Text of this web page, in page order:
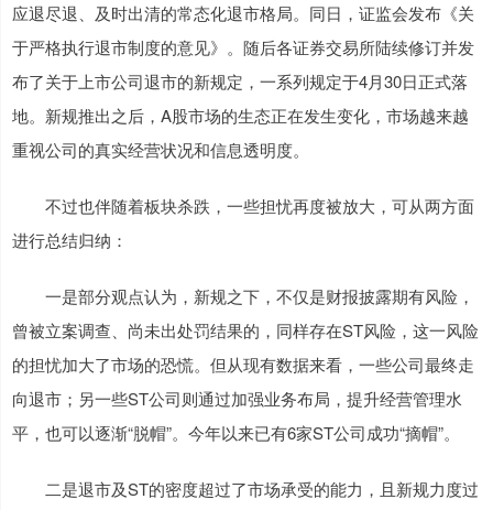
应退尽退、及时出清的常态化退市格局。同日，证监会发布《关
于严格执行退市制度的意见》。随后各证券交易所陆续修订并发
布了关于上市公司退市的新规定，一系列规定于4月30日正式落
地。新规推出之后，A股市场的生态正在发生变化，市场越来越
重视公司的真实经营状况和信息透明度。
不过也伴随着板块杀跌，一些担忧再度被放大，可从两方面
进行总结归纳：
一是部分观点认为，新规之下，不仅是财报披露期有风险，
曾被立案调查、尚未出处罚结果的，同样存在ST风险，这一风险
的担忧加大了市场的恐慌。但从现有数据来看，一些公司最终走
向退市；另一些ST公司则通过加强业务布局，提升经营管理水
平，也可以逐渐“脱帽”。今年以来已有6家ST公司成功“摘帽”。
二是退市及ST的密度超过了市场承受的能力，且新规力度过